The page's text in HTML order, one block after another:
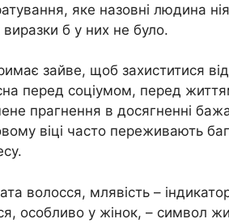
яке назовні людина
б у них не було.
зайве, щоб захиститися від
перед соціумом, перед
прагнення в досягненні
віці часто переживають
волосся, млявість –
особливо у жінок, – символ